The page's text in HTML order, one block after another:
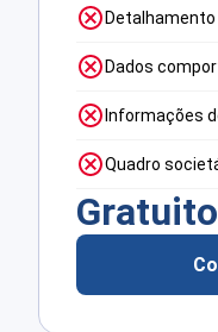
Dados
Informações
Quadro
Gratuito